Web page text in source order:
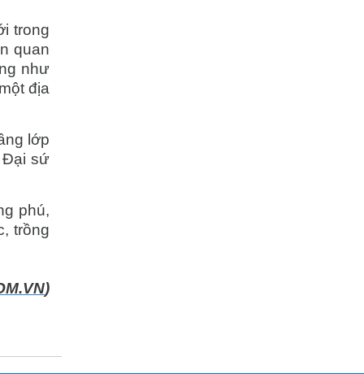
trong
quan
như
địa
lớp
Đại sứ
phú,
trồng
)